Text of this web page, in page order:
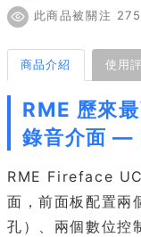
此商品被關注
商品介紹 使用
RME 歷來
錄音介面
RME Fireface
面，前面板配置
孔）、兩個數位控